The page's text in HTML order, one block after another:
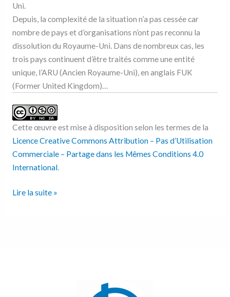
Uni.
Depuis, la complexité de la situation n’a pas cessée car
nombre de pays et d’organisations n’ont pas reconnu la
dissolution du Royaume-Uni. Dans de nombreux cas, les
trois pays continuent d’être traités comme une entité
unique, l’ARU (Ancien Royaume-Uni), en anglais FUK
(Former United Kingdom)…
Cette œuvre est mise à disposition selon les termes de la
Licence Creative Commons Attribution – Pas d’Utilisation
Commerciale – Partage dans les Mêmes Conditions 4.0
International.
Lire la suite »